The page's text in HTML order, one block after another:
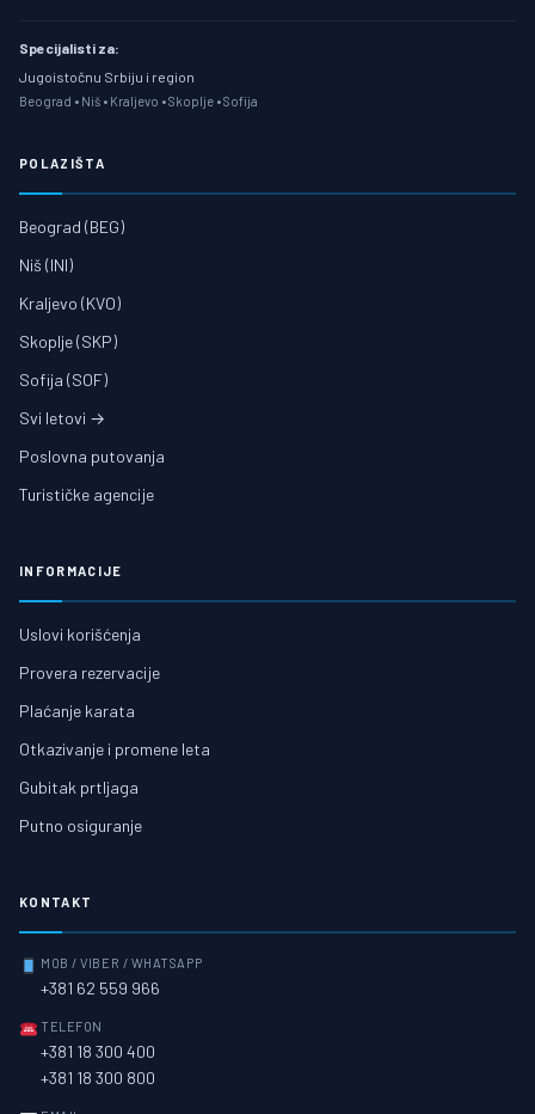
Specijalisti za:
Jugoistočnu Srbiju i region
Beograd • Niš • Kraljevo • Skoplje • Sofija
POLAZIŠTA
Beograd (BEG)
Niš (INI)
Kraljevo (KVO)
Skoplje (SKP)
Sofija (SOF)
Svi letovi →
Poslovna putovanja
Turističke agencije
INFORMACIJE
Uslovi korišćenja
Provera rezervacije
Plaćanje karata
Otkazivanje i promene leta
Gubitak prtljaga
Putno osiguranje
KONTAKT
MOB / VIBER / WHATSAPP
+381 62 559 966
TELEFON
+381 18 300 400
+381 18 300 800